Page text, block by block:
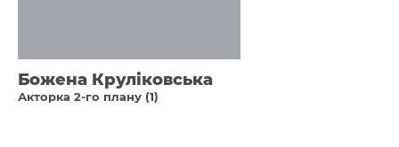
Божена Круліковська
Акторка 2-го плану (1)